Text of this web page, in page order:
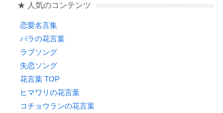
k
★ 人気のコンテンツ
恋愛名言集
バラの花言葉
ラブソング
失恋ソング
花言葉 TOP
ヒマワリの花言葉
コチョウランの花言葉